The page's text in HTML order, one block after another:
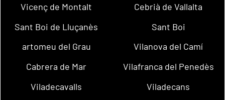
Vicenç de Montalt
Cebrià de Vallalta
Sant Boi de Lluçanès
Sant Boi
artomeu del Grau
Vilanova del Camí
Cabrera de Mar
Vilafranca del Penedès
Viladecavalls
Viladecans